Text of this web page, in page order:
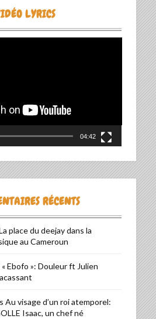
LYRICS
04:42
RÉCENTS
place du deejay dans la
au Cameroun
« Ebofo »: Douleur ft Julien
Au visage d’un roi atemporel:
Isaac, un chef né